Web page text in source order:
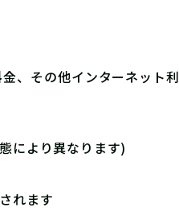
、その他インターネット利
により異なります)
れます